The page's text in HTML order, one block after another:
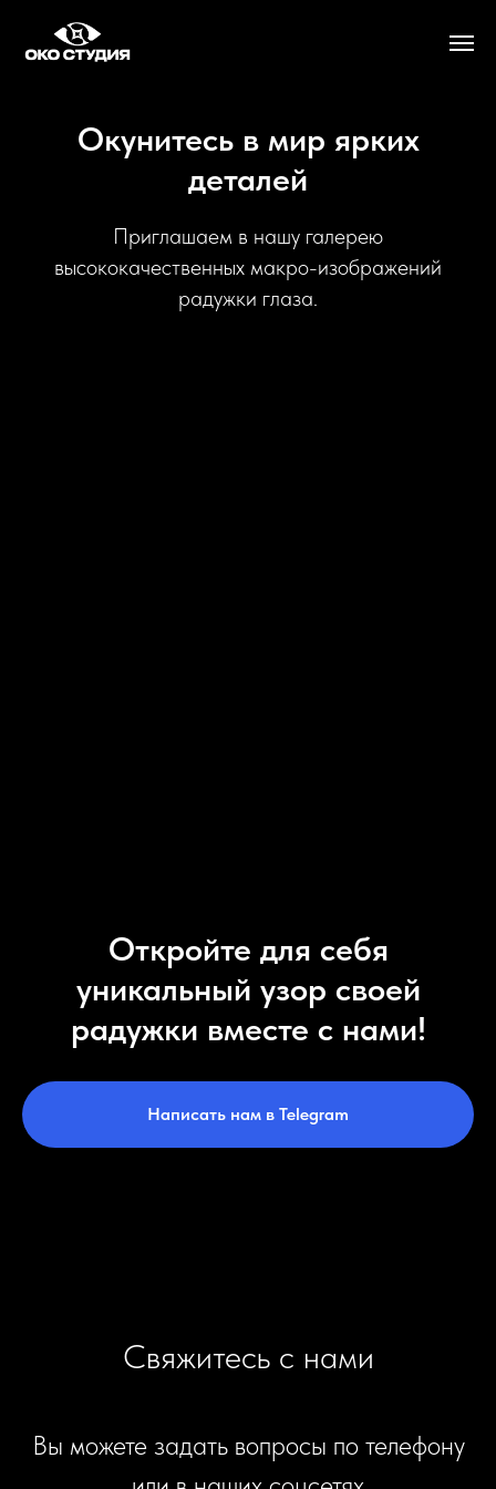
Окунитесь в мир ярких
деталей
Приглашаем в нашу галерею
высококачественных макро-изображений
радужки глаза.
Откройте для себя
уникальный узор своей
радужки вместе с нами!
Написать нам в Telegram
Свяжитесь с нами
Вы можете задать вопросы по телефону